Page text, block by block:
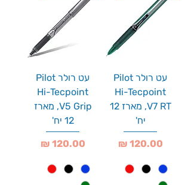
עט רולר Pilot
Hi-Tecpoint
V7 RT, מארז 12
יח'
מחיר
עט רולר Pilot
Hi-Tecpoint
V5 Grip, מארז
12 יח'
מחיר